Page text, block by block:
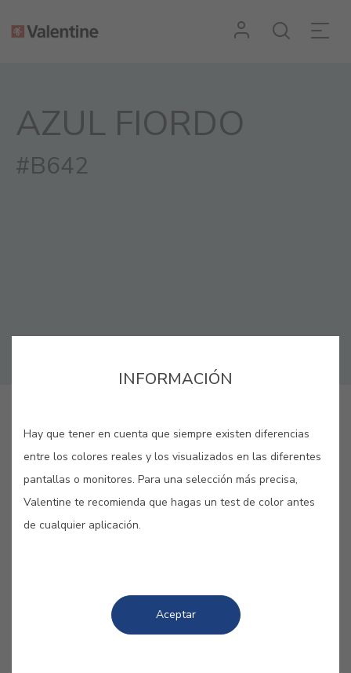
AZUL FIORDO
#B642
AZUL FIORDO #B642
inspiración de diversos artistas,
también sirven de inspiración para
INFORMACIÓN
Hay que tener en cuenta que siempre existen diferencias
entre los colores reales y los visualizados en las diferentes
pantallas o monitores. Para una selección más precisa,
Valentine te recomienda que hagas un test de color antes
de cualquier aplicación.
Aceptar